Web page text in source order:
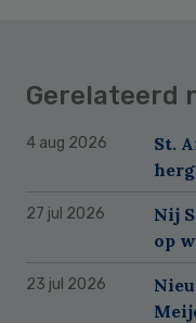
Gerelateerd
4 aug 2026
St.
27 jul 2026
Nij
op
23 jul 2026